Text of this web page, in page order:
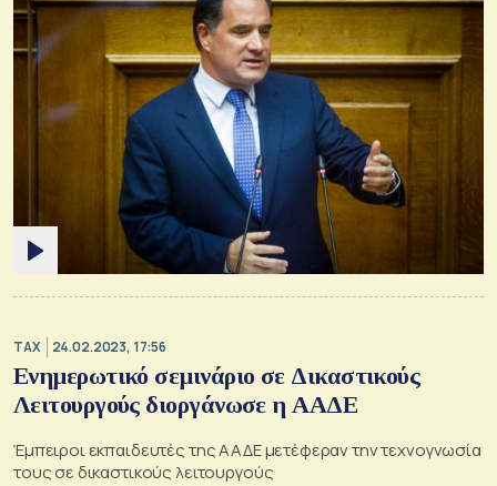
TAX 24.02.2023, 17:56
Ενημερωτικό σεμινάριο σε Δικαστικούς
Λειτουργούς διοργάνωσε η ΑΑΔΕ
Έμπειροι εκπαιδευτές της ΑΑΔΕ μετέφεραν την τεχνογνωσία
τους σε δικαστικούς λειτουργούς